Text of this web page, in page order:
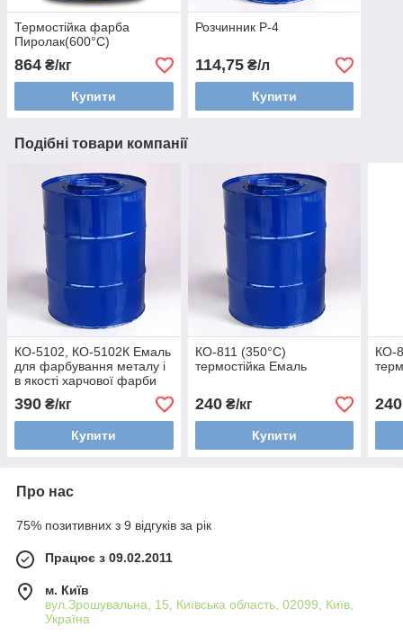
Термостійка фарба
Пиролак(600°С)
864 ₴/кг
Купити
Розчинник Р-4
114,75₴/л
Купити
Подібні товари компанії
КО-5102, КО-5102К Емаль
для фарбування металу і
в якості харчової фарби
390 ₴/кг
Купити
КО-811 (350°С)
термостійка Емаль
240₴/кг
Купити
КО-
240
Про нас
75% позитивних з 9 відгуків за рік
Працює з 09.02.2011
м. Київ
вул.Зрошувальна, 15, Київська область, 02099, Київ,
Україна